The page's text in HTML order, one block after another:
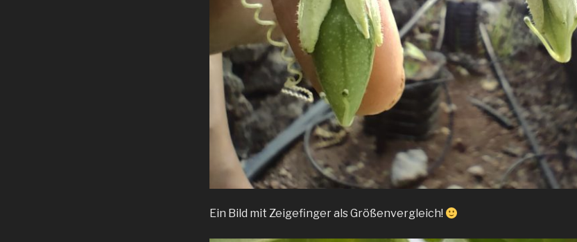
Ein Bild mit Zeigefinger als Größenvergleich!